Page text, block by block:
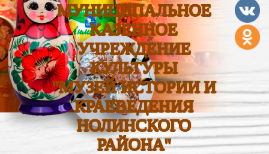
МУНИЦИПАЛЬНОЕ
КАЗЕННОЕ
УЧРЕЖДЕНИЕ
КУЛЬТУРЫ
"МУЗЕЙ ИСТОРИИ И
КРАЕВЕДЕНИЯ
НОЛИНСКОГО
РАЙОНА"